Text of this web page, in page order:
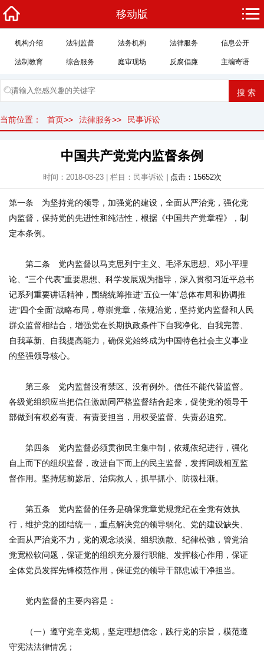
移动版
机构介绍 法制监督 法务机构 法律服务 信息公开
法制教育 综合服务 庭审现场 反腐倡廉 主编寄语
当前位置： 首页>> 法律服务>> 民事诉讼
中国共产党党内监督条例
时间：2018-08-23 | 栏目：民事诉讼| 点击：15652次
第一条 为坚持党的领导，加强党的建设，全面从严治党，强化党
内监督，保持党的先进性和纯洁性，根据《中国共产党章程》，制
定本条例。
第二条 党内监督以马克思列宁主义、毛泽东思想、邓小平理
论、“三个代表”重要思想、科学发展观为指导，深入贯彻习近平总书
记系列重要讲话精神，围绕统筹推进“五位一体”总体布局和协调推
进“四个全面”战略布局，尊崇党章，依规治党，坚持党内监督和人民
群众监督相结合，增强党在长期执政条件下自我净化、自我完善、
自我革新、自我提高能力，确保党始终成为中国特色社会主义事业
的坚强领导核心。
第三条 党内监督没有禁区、没有例外。信任不能代替监督。
各级党组织应当把信任激励同严格监督结合起来，促使党的领导干
部做到有权必有责、有责要担当，用权受监督、失责必追究。
第四条 党内监督必须贯彻民主集中制，依规依纪进行，强化
自上而下的组织监督，改进自下而上的民主监督，发挥同级相互监
督作用。坚持惩前毖后、治病救人，抓早抓小、防微杜渐。
第五条 党内监督的任务是确保党章党规党纪在全党有效执
行，维护党的团结统一，重点解决党的领导弱化、党的建设缺失、
全面从严治党不力，党的观念淡漠、组织涣散、纪律松弛，管党治
党宽松软问题，保证党的组织充分履行职能、发挥核心作用，保证
全体党员发挥先锋模范作用，保证党的领导干部忠诚干净担当。
党内监督的主要内容是：
（一）遵守党章党规，坚定理想信念，践行党的宗旨，模范遵
守宪法法律情况；